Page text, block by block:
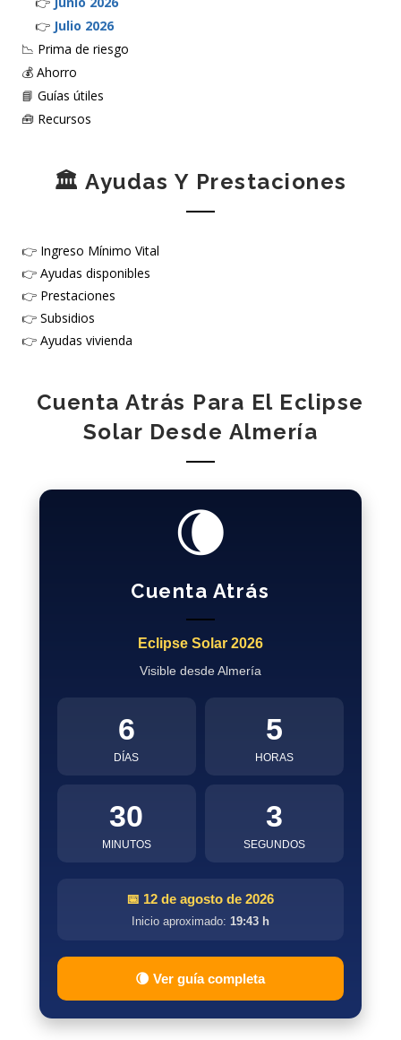
👉 Julio 2026
📉 Prima de riesgo
💰 Ahorro
📘 Guías útiles
🧰 Recursos
🏛️ Ayudas Y Prestaciones
👉 Ingreso Mínimo Vital
👉 Ayudas disponibles
👉 Prestaciones
👉 Subsidios
👉 Ayudas vivienda
Cuenta Atrás Para El Eclipse
Solar Desde Almería
🌘
Cuenta Atrás
Eclipse Solar 2026
Visible desde Almería
6
DÍAS
5
HORAS
30
MINUTOS
1
SEGUNDOS
📅 12 de agosto de 2026
Inicio aproximado: 19:43 h
🌘 Ver guía completa